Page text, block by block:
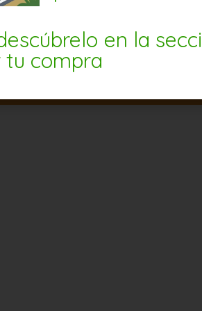
RELACIONADOS
en la
tu compra